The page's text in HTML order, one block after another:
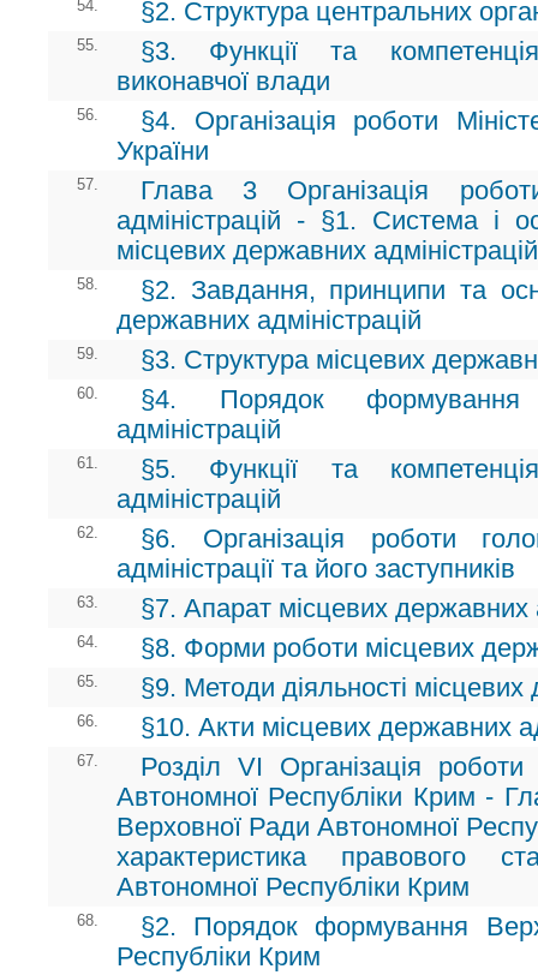
54. §2. Структура центральних
55.
§3. Функції та
виконавчої влади
56.
§4. Організація роботи
України
57.
Глава 3 Організація
адміністрацій - §1. Система і
місцевих державних адміністрацій
58.
§2. Завдання, принципи та
державних адміністрацій
59. §3. Структура місцевих
60.
§4. Порядок формування
адміністрацій
61.
§5. Функції та
адміністрацій
62.
§6. Організація роботи
адміністрації та його заступників
63. §7. Апарат місцевих державних
64. §8. Форми роботи місцевих
65. §9. Методи діяльності місцевих
66. §10. Акти місцевих державних
67.
Розділ VI Організація роботи
Автономної Республіки Крим -
Верховної Ради Автономної
характеристика правового
Автономної Республіки Крим
68.
§2. Порядок формування
Республіки Крим